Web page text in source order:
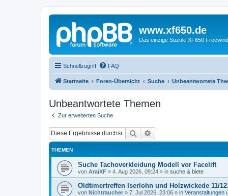
www.xf650.de
Das einzige Suzuki XF650
Schnellzugriff FAQ
Startseite Foren-Übersicht Suche Unbeantwortete
Unbeantwortete Themen
Zur erweiterten Suche
Suche
THEMEN
Suche Tachoverkleidung Modell vor Facelift
von AraiXF » 4. Aug 2026, 09:24 » in suche & biete
Oldtimertreffen Iserlohn und Holzwickede 11/
von Nichtraucher » 7. Jul 2026, 23:06 » in Veranstaltungen